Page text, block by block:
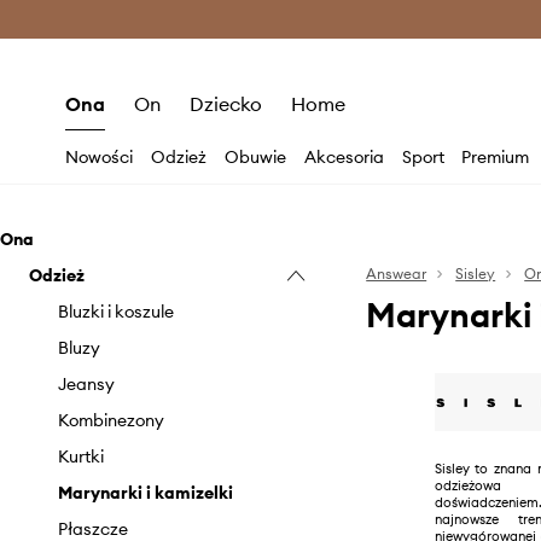
Ona On Dziecko Home
Nowości Odzież Obuwie Akcesoria Sport Premium
Ona
Odzież
Bluzki i koszule
Bluzy
Jeansy
Kombinezony
Kurtki
Marynarki i kamizelki
Płaszcze
Answear Sisley
Marynarki
Sisley to znana
najnowsze
niewygórowanej